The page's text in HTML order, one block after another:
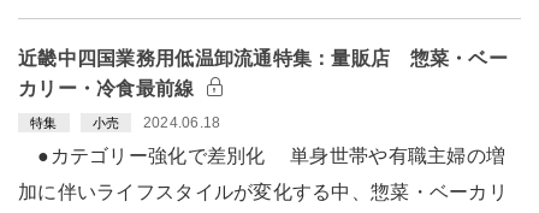
近畿中四国業務用低温卸流通特集：量販店 惣菜・ベー
カリー・冷食最前線
特集 小売 2024.06.18
●カテゴリー強化で差別化 単身世帯や有職主婦の増
加に伴いライフスタイルが変化する中、惣菜・ベーカリ